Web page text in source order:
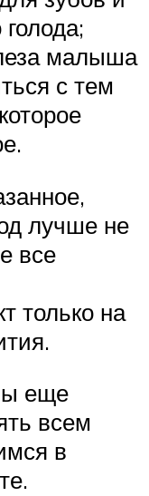
малыша
с тем
лучше не
все
только на
еще
всем
в